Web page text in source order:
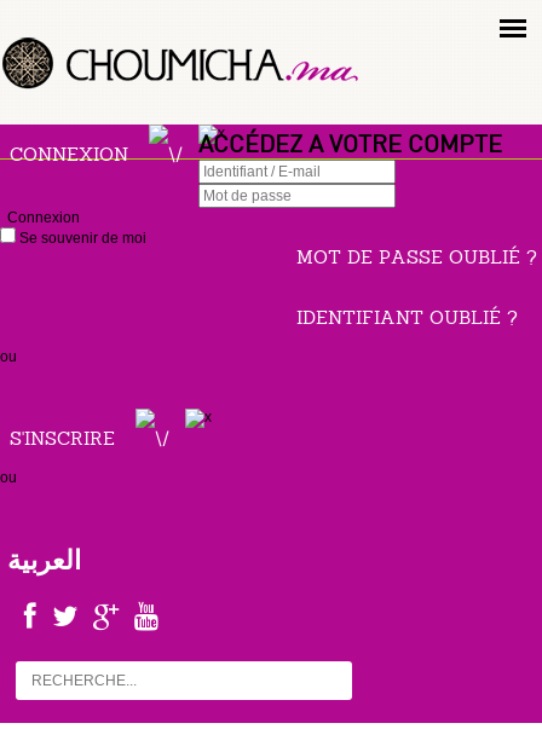
CONNEXION ACCÉDEZ A VOTRE COMPTE
Connexion
Se souvenir de moi
MOT DE PASSE OUBLIÉ ?
IDENTIFIANT OUBLIÉ ?
ou
S'INSCRIRE
ou
العربية